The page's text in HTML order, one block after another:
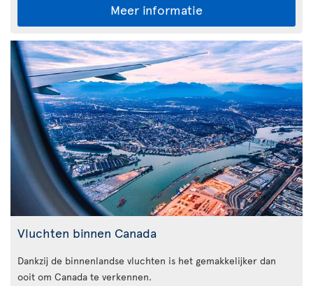
Meer informatie
Vluchten binnen Canada
Dankzij de binnenlandse vluchten is het gemakkelijker dan
ooit om Canada te verkennen.